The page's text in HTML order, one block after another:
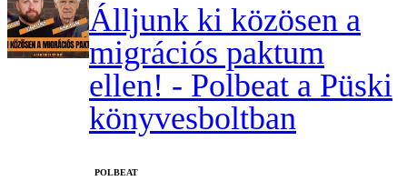
Álljunk ki közösen a
migrációs paktum
ellen! - Polbeat a Püski
könyvesboltban
‎POLBEAT